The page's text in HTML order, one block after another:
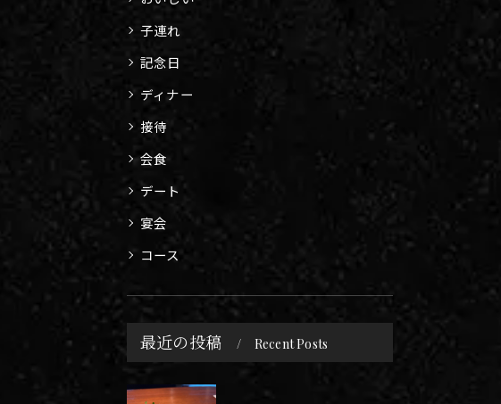
子連れ
記念日
ディナー
接待
会食
デート
宴会
コース
最近の投稿 Recent Posts